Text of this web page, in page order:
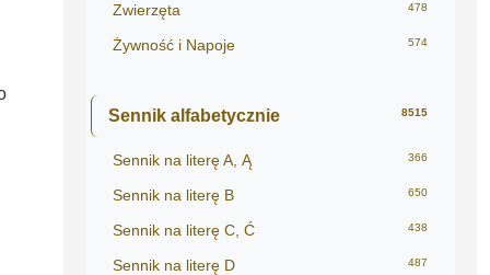
Zwierzęta 478
Żywność i Napoje 574
Sennik alfabetycznie 8515
Sennik na literę A, Ą 366
Sennik na literę B 650
Sennik na literę C, Ć 438
Sennik na literę D 487